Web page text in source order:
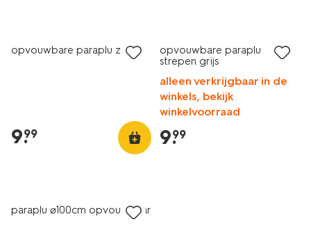
opvouwbare paraplu zwart
9.
99
opvouwbare paraplu
strepen grijs
alleen verkrijgbaar in de
winkels, bekijk
winkelvoorraad
9.
99
paraplu ⌀100cm opvouwbaar